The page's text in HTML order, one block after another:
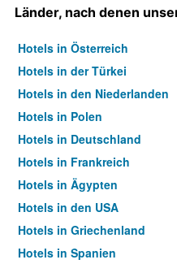
Länder, nach denen
Hotels in Österreich
Hotels in der Türkei
Hotels in den Niederlanden
Hotels in Polen
Hotels in Deutschland
Hotels in Frankreich
Hotels in Ägypten
Hotels in den USA
Hotels in Griechenland
Hotels in Spanien